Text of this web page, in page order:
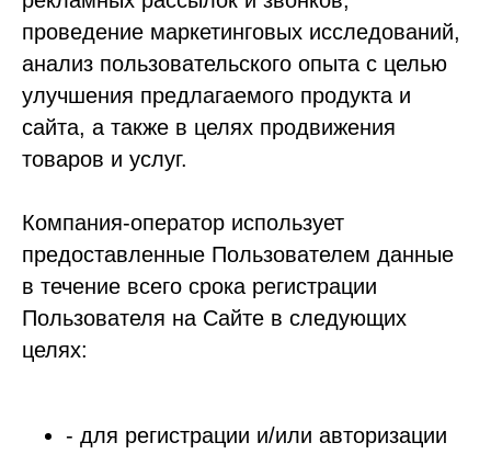
проведение маркетинговых исследований,
анализ пользовательского опыта с целью
улучшения предлагаемого продукта и
сайта, а также в целях продвижения
товаров и услуг.
Компания-оператор использует
предоставленные Пользователем данные
в течение всего срока регистрации
Пользователя на Сайте в следующих
целях:
- для регистрации и/или авторизации